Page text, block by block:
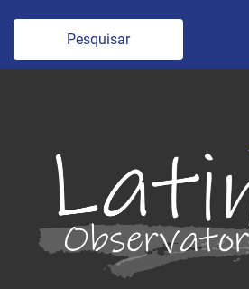
Proyecto de investigación vinculado
Ciencias Políticas y Económicas de la
Paulista - Unesp